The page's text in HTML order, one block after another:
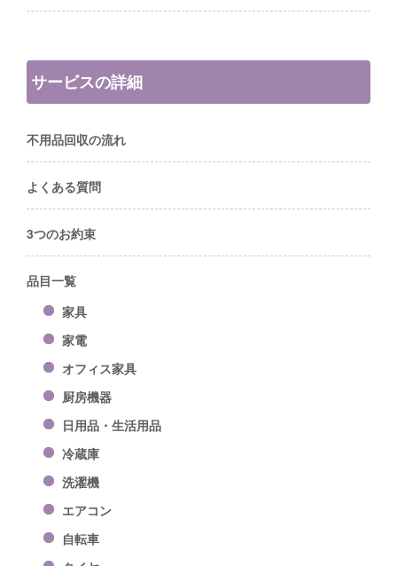
サービスの詳細
不用品回収の流れ
よくある質問
3つのお約束
品目一覧
家具
家電
オフィス家具
厨房機器
日用品・生活用品
冷蔵庫
洗濯機
エアコン
自転車